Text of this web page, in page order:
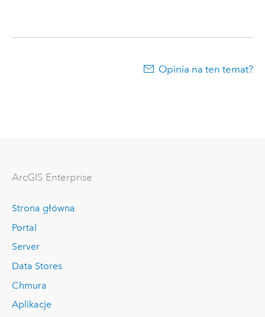
Opinia na ten temat?
ArcGIS Enterprise
Strona główna
Portal
Server
Data Stores
Chmura
Aplikacje